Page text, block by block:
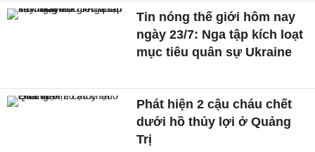
Tin nóng thế giới hôm nay
ngày 23/7: Nga tập kích loạt
mục tiêu quân sự Ukraine
Phát hiện 2 cậu cháu chết
dưới hồ thủy lợi ở Quảng
Trị